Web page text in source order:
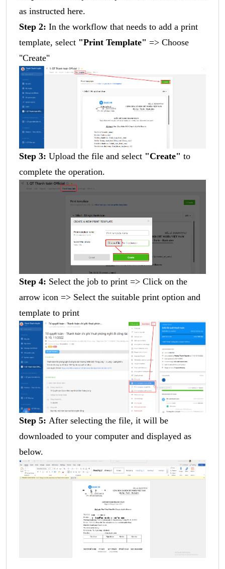
as instructed here.
Step 2: In the workflow that needs to add a print
template, select "Print Template" => Choose
"Create"
Step 3: Upload the file and select "Create" to
complete the operation.
Step 4: Select the job to print => Click on the
arrow icon => Select the suitable print option and
template to print
Step 5: After selecting the file, it will be
downloaded to your computer and displayed as
below.